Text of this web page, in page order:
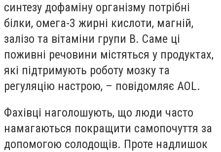
синтезу дофаміну організму потрібні
білки, омега-3 жирні кислоти, магній,
залізо та вітаміни групи B. Саме ці
поживні речовини містяться у продуктах,
які підтримують роботу мозку та
регуляцію настрою, – повідомляє AOL.
Фахівці наголошують, що люди часто
намагаються покращити самопочуття за
допомогою солодощів. Проте надлишок